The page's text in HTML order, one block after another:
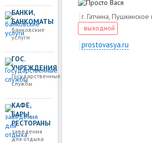
БАНКИ,
БАНКОМАТЫ
банковские
услуги
ГОС.
УЧРЕЖДЕНИЯ
Государственные
службы
КАФЕ,
БАРЫ,
РЕСТОРАНЫ
заведения
для отдыха
г. Гатчина,
выходной
prostovasya.ru